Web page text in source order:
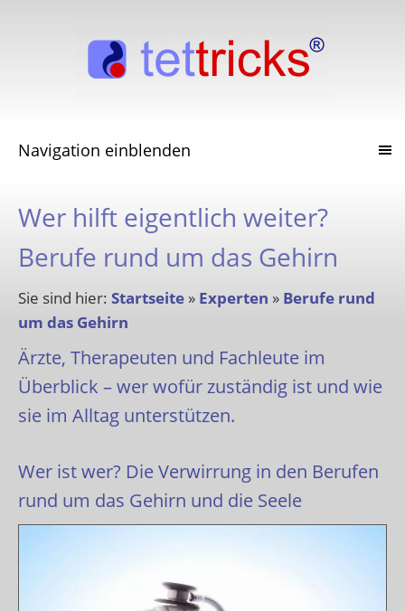
Navigation einblenden
Wer hilft eigentlich weiter?
Berufe rund um das Gehirn
Sie sind hier: Startseite » Experten » Berufe rund
um das Gehirn
Ärzte, Therapeuten und Fachleute im
Überblick – wer wofür zuständig ist und wie
sie im Alltag unterstützen.
Wer ist wer? Die Verwirrung in den Berufen
rund um das Gehirn und die Seele